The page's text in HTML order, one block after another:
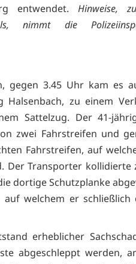
entwendet. Hinweise,
nimmt die
gegen 3.45 Uhr kam es
Halsenbach, zu einem
Sattelzug. Der 41-
zwei Fahrstreifen und
Fahrstreifen, auf
Der Transporter kollidierte
dortige Schutzplanke
auf welchem er
erheblicher
abgeschleppt werden,